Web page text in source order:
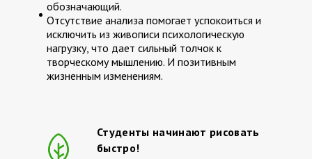
обозначающий.
Отсутствие анализа помогает успокоиться и
исключить из живописи психологическую
нагрузку, что дает сильный толчок к
творческому мышлению. И позитивным
жизненным изменениям.
Студенты начинают рисовать
быстро!